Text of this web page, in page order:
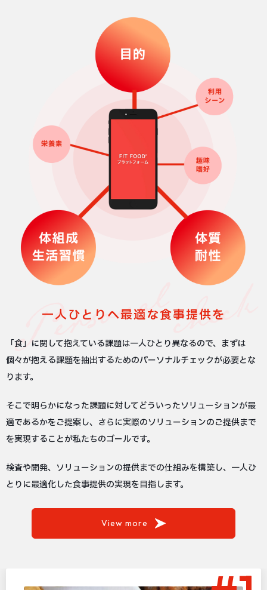
一人ひとりへ最適な食事提供を
「食」に関して抱えている課題は一人ひとり異なるので、まずは
個々が抱える課題を抽出するためのパーソナルチェックが必要とな
ります。
そこで明らかになった課題に対してどういったソリューションが最
適であるかをご提案し、さらに実際のソリューションのご提供まで
を実現することが私たちのゴールです。
検査や開発、ソリューションの提供までの仕組みを構築し、一人ひ
とりに最適化した食事提供の実現を目指します。
View more